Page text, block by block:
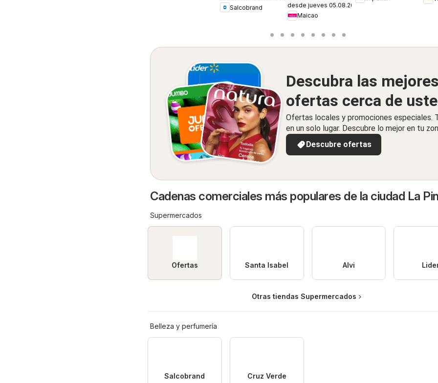
Salcobrand
desde jueves 05.08.2026
Maicao
Descubra las mejores
ofertas cerca de
Ofertas locales y promociones especiales.
en un solo lugar. Descubre lo mejor en tu
Descubre ofertas
Cadenas comerciales más populares de la ciudad La
Supermercados
Ofertas Santa Isabel Alvi
Otras tiendas Supermercados
Belleza y perfumería
Salcobrand Cruz Verde